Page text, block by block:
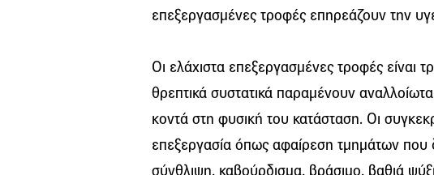
επεξεργασμένες τροφές επηρεάζουν την
Οι ελάχιστα επεξεργασμένες τροφές είναι
θρεπτικά συστατικά παραμένουν
κοντά στη φυσική του κατάσταση. Οι
επεξεργασία όπως αφαίρεση τμημάτων που
σύνθλιψη, καβούρδισμα, βράσιμο, βαθιά